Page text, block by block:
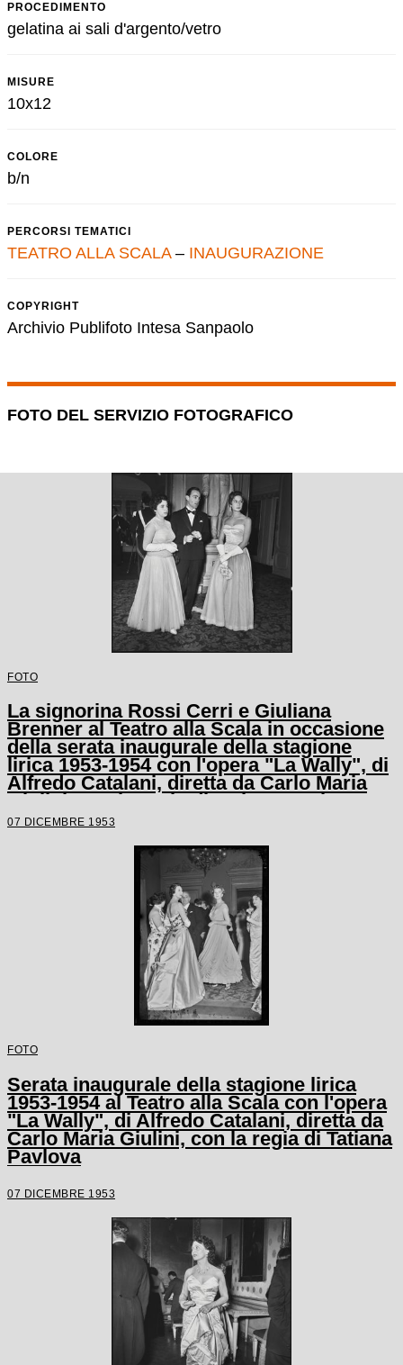
PROCEDIMENTO
gelatina ai sali d'argento/vetro
MISURE
10x12
COLORE
b/n
PERCORSI TEMATICI
TEATRO ALLA SCALA– INAUGURAZIONE
COPYRIGHT
Archivio Publifoto Intesa Sanpaolo
FOTO DEL SERVIZIO FOTOGRAFICO
FOTO
La signorina Rossi Cerri e Giuliana
Brenner al Teatro alla Scala in occasione
della serata inaugurale della stagione
lirica 1953-1954 con l'opera "La Wally", di
Alfredo Catalani, diretta da Carlo Maria
Giulini, con la regia di Tatiana Pavlova
07 DICEMBRE 1953
FOTO
Serata inaugurale della stagione lirica
1953-1954 al Teatro alla Scala con l'opera
"La Wally", di Alfredo Catalani, diretta da
Carlo Maria Giulini, con la regia di Tatiana
Pavlova
07 DICEMBRE 1953